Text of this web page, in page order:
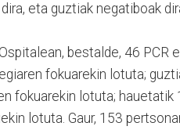
eta guztiak negatiboak
bestalde, 46 PCR
fokuarekin lotuta;
fokuarekin lotuta; hauetatik
lotuta. Gaur, 153